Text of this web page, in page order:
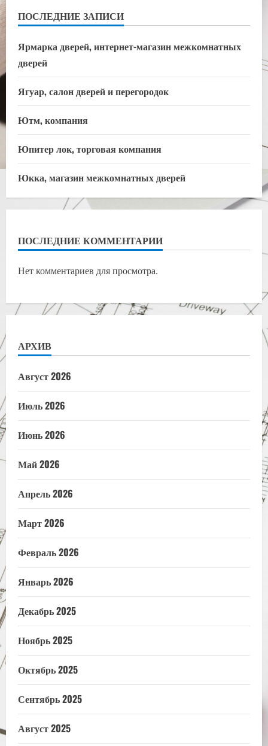
ПОСЛЕДНИЕ ЗАПИСИ
Ярмарка дверей, интернет-магазин межкомнатных
дверей
Ягуар, салон дверей и перегородок
Ютм, компания
Юпитер лок, торговая компания
Юкка, магазин межкомнатных дверей
ПОСЛЕДНИЕ КОММЕНТАРИИ
Нет комментариев для просмотра.
АРХИВ
Август 2026
Июль 2026
Июнь 2026
Май 2026
Апрель 2026
Март 2026
Февраль 2026
Январь 2026
Декабрь 2025
Ноябрь 2025
Октябрь 2025
Сентябрь 2025
Август 2025